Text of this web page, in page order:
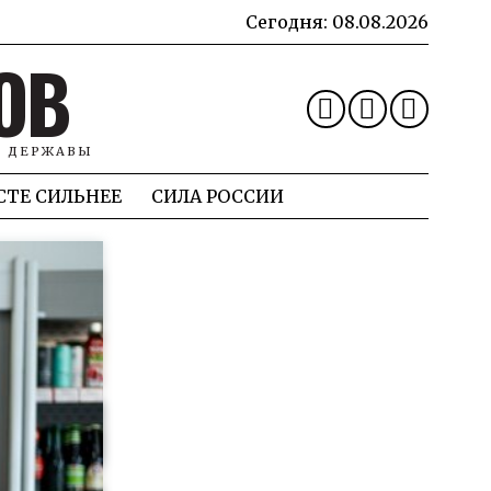
Сегодня: 08.08.2026
ДЕРЖАВЫ
СИЛЬНЕЕ СИЛА РОССИИ